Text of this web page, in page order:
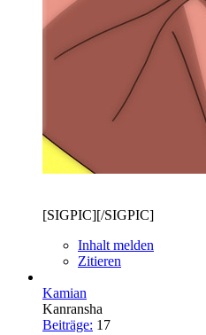
[SIGPIC][/SIGPIC]
Inhalt melden
Zitieren
Kamian
Kanransha
Beiträge: 17